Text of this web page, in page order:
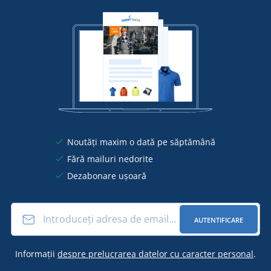
Noutăți maxim o dată pe săptămână
Fără mailuri nedorite
Dezabonare ușoară
AUTENTIFICARE
Informații despre prelucrarea datelor cu caracter personal.